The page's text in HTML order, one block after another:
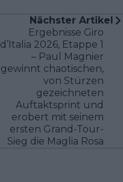
Nächster Artikel
Ergebnisse Giro
d’Italia 2026, Etappe 1
– Paul Magnier
gewinnt chaotischen,
von Stürzen
gezeichneten
Auftaktsprint und
erobert mit seinem
ersten Grand-Tour-
Sieg die Maglia Rosa